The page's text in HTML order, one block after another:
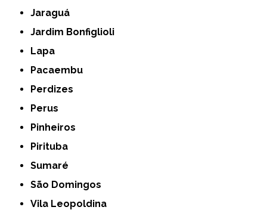
Jaraguá
Jardim Bonfiglioli
Lapa
Pacaembu
Perdizes
Perus
Pinheiros
Pirituba
Sumaré
São Domingos
Vila Leopoldina